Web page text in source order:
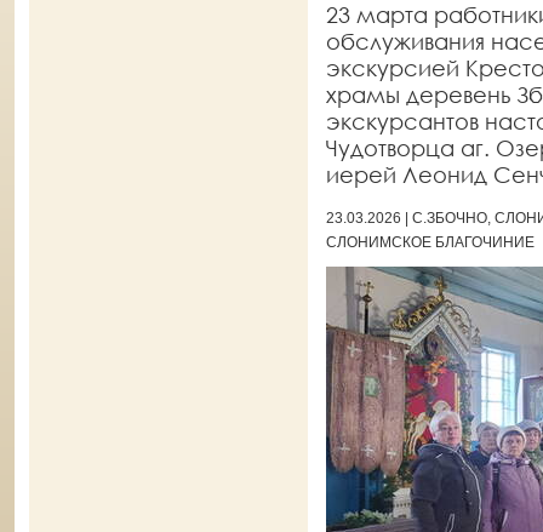
23 марта
обслуживания
экскурсией
храмы деревень
экскурсантов
Чудотворца аг.
иерей Леонид
23.03.2026 | С.ЗБОЧНО,
СЛОНИМСКОЕ БЛАГОЧИНИЕ